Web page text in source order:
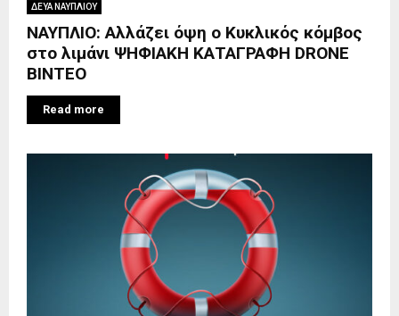
ΔΕΥΑ ΝΑΥΠΛΙΟΥ
ΝΑΥΠΛΙΟ: Aλλάζει όψη o Κυκλικός κόμβος
στο λιμάνι ΨΗΦΙΑΚΗ ΚΑΤΑΓΡΑΦΗ DRONE
BINTEO
Read more